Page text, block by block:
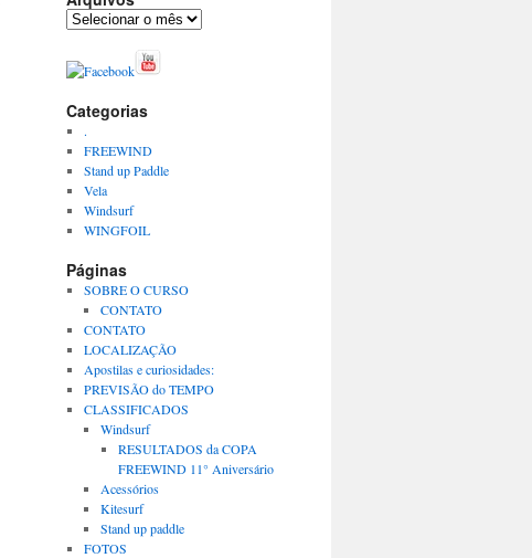
Arquivos
Categorias
.
FREEWIND
Stand up Paddle
Vela
Windsurf
WINGFOIL
Páginas
SOBRE O CURSO
CONTATO
CONTATO
LOCALIZAÇÃO
Apostilas e curiosidades:
PREVISÃO do TEMPO
CLASSIFICADOS
Windsurf
RESULTADOS da COPA
FREEWIND 11° Aniversário
Acessórios
Kitesurf
Stand up paddle
FOTOS